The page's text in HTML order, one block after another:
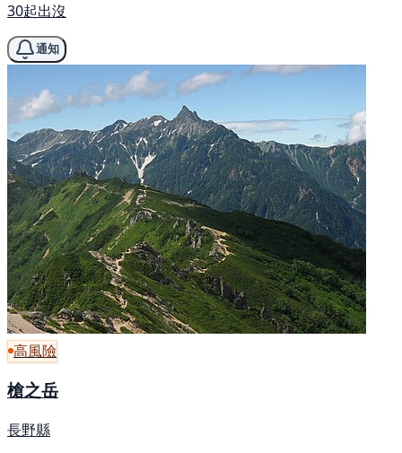
30起出沒
通知
高風險
槍之岳
長野縣